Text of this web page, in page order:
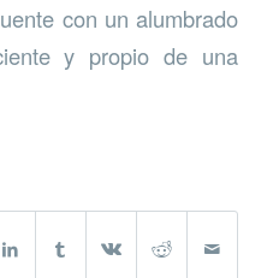
con un alumbrado
y propio de una